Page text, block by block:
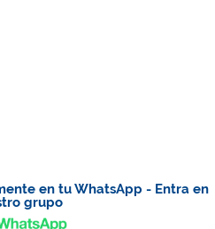
en tu WhatsApp - Entra en
grupo